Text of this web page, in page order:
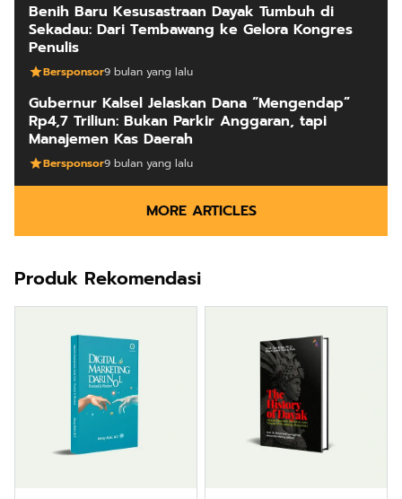
Benih Baru Kesusastraan Dayak Tumbuh di
Sekadau: Dari Tembawang ke Gelora Kongres
Penulis
Bersponsor9 bulan yang lalu
Gubernur Kalsel Jelaskan Dana “Mengendap”
Rp4,7 Triliun: Bukan Parkir Anggaran, tapi
Manajemen Kas Daerah
Bersponsor9 bulan yang lalu
MORE ARTICLES
Produk Rekomendasi